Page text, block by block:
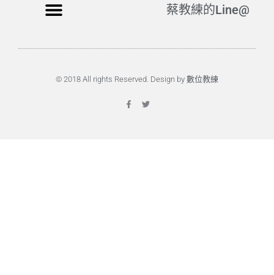
蔡教練的Line@
© 2018 All rights Reserved. Design by 數位教練